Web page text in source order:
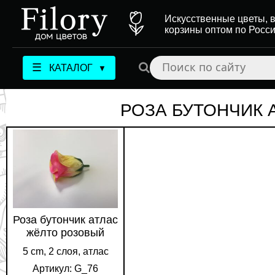
Искусственные цветы,
корзины оптом по
☰ КАТАЛОГ ▼
РОЗА БУТОНЧИК
Роза бутончик атлас
жёлто розовый
5 cm, 2 слоя, атлас
Артикул: G_76